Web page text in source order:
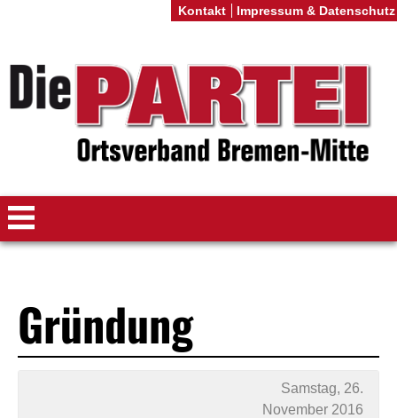
Gründung
Samstag, 26.
November 2016
Kontakt Impressum & Datenschutz